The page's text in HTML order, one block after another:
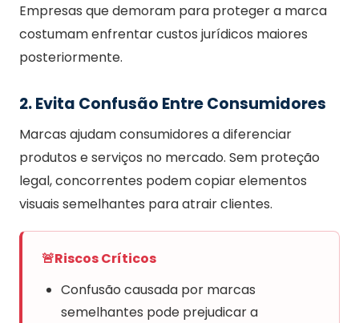
Empresas que demoram para proteger a marca
costumam enfrentar custos jurídicos maiores
posteriormente.
2. Evita Confusão Entre Consumidores
Marcas ajudam consumidores a diferenciar
produtos e serviços no mercado. Sem proteção
legal, concorrentes podem copiar elementos
visuais semelhantes para atrair clientes.
🚨Riscos Críticos
Confusão causada por marcas
semelhantes pode prejudicar a